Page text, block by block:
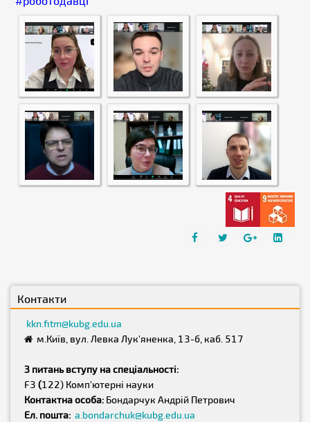
Контакти
kkn.fitm@kubg.edu.ua
м.Київ, вул. Левка Лук'яненка, 13-б, каб. 517
З питань вступу на спеціальності:
F3 (122) Комп'ютерні науки
Контактна особа: Бондарчук Андрій Петрович
Ел. пошта: a.bondarchuk@kubg.edu.ua